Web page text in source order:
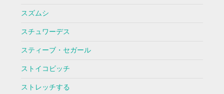
スズムシ
スチュワーデス
スティーブ・セガール
ストイコビッチ
ストレッチする